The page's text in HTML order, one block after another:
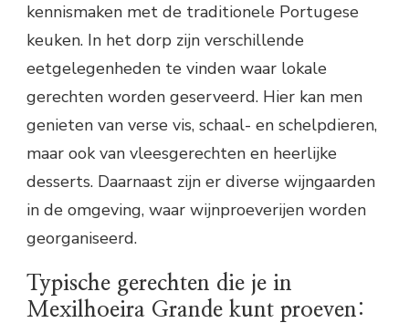
kennismaken met de traditionele Portugese
keuken. In het dorp zijn verschillende
eetgelegenheden te vinden waar lokale
gerechten worden geserveerd. Hier kan men
genieten van verse vis, schaal- en schelpdieren,
maar ook van vleesgerechten en heerlijke
desserts. Daarnaast zijn er diverse wijngaarden
in de omgeving, waar wijnproeverijen worden
georganiseerd.
Typische gerechten die je in
Mexilhoeira Grande kunt proeven: